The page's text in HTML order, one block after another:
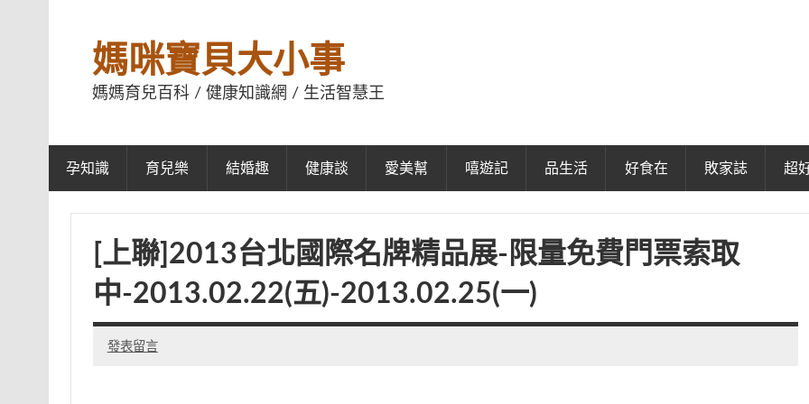
媽咪寶貝大小事
媽媽育兒百科 / 健康知識網 / 生活智慧王
孕知識 育兒樂 結婚趣 健康談 愛美幫 嘻遊記 品生活 好食在 敗家誌 超
[上聯]2013台北國際名牌精品展-限量免費門票索取
中-2013.02.22(五)-2013.02.25(一)
發表留言